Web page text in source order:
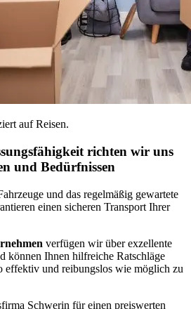
auf Reisen.
richten wir uns
und Bedürfnissen
und das regelmäßig gewartete
einen sicheren Transport Ihrer
verfügen wir über exzellente
können Ihnen hilfreiche Ratschläge
effektiv und reibungslos wie möglich zu
Schwerin für einen preiswerten